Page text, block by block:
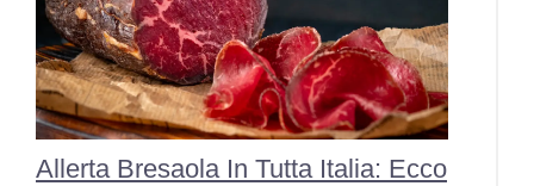
Allerta Bresaola In Tutta Italia: Ecco